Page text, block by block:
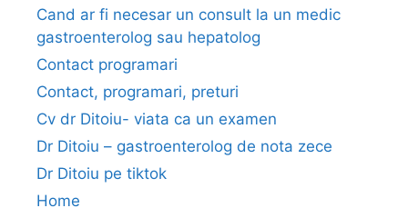
u
l
t
a
t
e
Cand ar fi necesar un consult la un medic
gastroenterolog sau hepatolog
Contact programari
Contact, programari, preturi
Cv dr Ditoiu- viata ca un examen
Dr Ditoiu – gastroenterolog de nota zece
Dr Ditoiu pe tiktok
Home